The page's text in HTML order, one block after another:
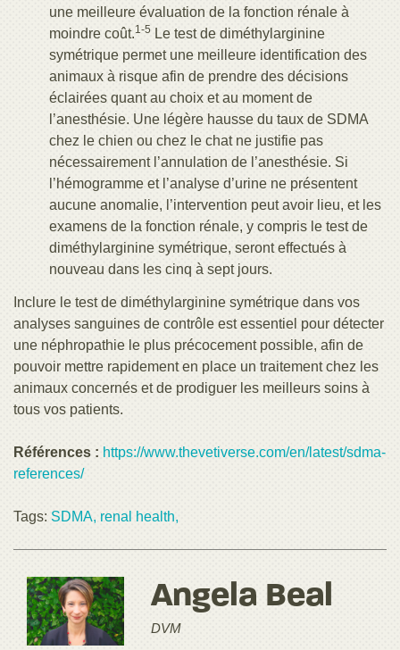
une meilleure évaluation de la fonction rénale à
moindre coût.1-5 Le test de diméthylarginine
symétrique permet une meilleure identification des
animaux à risque afin de prendre des décisions
éclairées quant au choix et au moment de
l’anesthésie. Une légère hausse du taux de SDMA
chez le chien ou chez le chat ne justifie pas
nécessairement l’annulation de l’anesthésie. Si
l’hémogramme et l’analyse d’urine ne présentent
aucune anomalie, l’intervention peut avoir lieu, et les
examens de la fonction rénale, y compris le test de
diméthylarginine symétrique, seront effectués à
nouveau dans les cinq à sept jours.
Inclure le test de diméthylarginine symétrique dans vos
analyses sanguines de contrôle est essentiel pour détecter
une néphropathie le plus précocement possible, afin de
pouvoir mettre rapidement en place un traitement chez les
animaux concernés et de prodiguer les meilleurs soins à
tous vos patients.
Références : https://www.thevetiverse.com/en/latest/sdma-
references/
Tags: SDMA, renal health,
Angela Beal
DVM